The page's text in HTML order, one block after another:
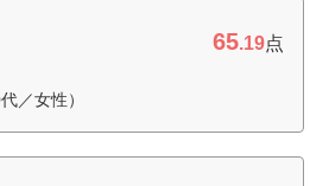
65.19点
／女性）